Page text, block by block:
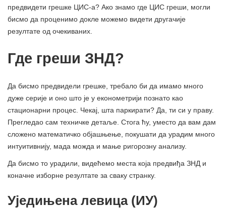
предвидети грешке ЦИС-а? Ако знамо где ЦИС греши, могли
бисмо да проценимо докле можемо видети другачије
резултате од очекиваних.
Где греши ЗНД?
Да бисмо предвидели грешке, требало би да имамо много
дуже серије и оно што је у економетрији познато као
стационарни процес. Чекај, шта паркирати? Да, ти си у праву.
Прегледао сам техничке детаље. Стога ћу, уместо да вам дам
сложено математичко објашњење, покушати да урадим много
интуитивнију, мада можда и мање ригорозну анализу.
Да бисмо то урадили, видећемо места која предвиђа ЗНД и
коначне изборне резултате за сваку странку.
Уједињена левица (ИУ)